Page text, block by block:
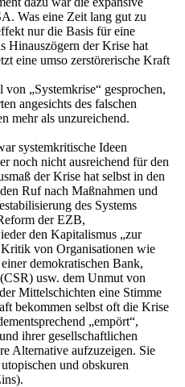
Was eine Zeit lang gut zu
nur die Basis für eine
Hinauszögern der Krise hat
eine umso zerstörerische Kraft
„Systemkrise“ gesprochen,
angesichts des falschen
mehr als unzureichend.
systemkritische Ideen
noch nicht ausreichend für den
der Krise hat selbst in den
Ruf nach Maßnahmen und
des Systems
der EZB,
den Kapitalismus „zur
von Organisationen wie
demokratischen Bank,
usw. dem Unmut von
Mittelschichten eine Stimme
bekommen selbst oft die Krise
„empört“,
ihrer gesellschaftlichen
Alternative aufzuzeigen. Sie
und obskuren